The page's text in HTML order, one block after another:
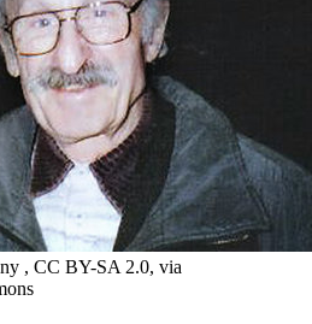
, CC BY-SA 2.0, via